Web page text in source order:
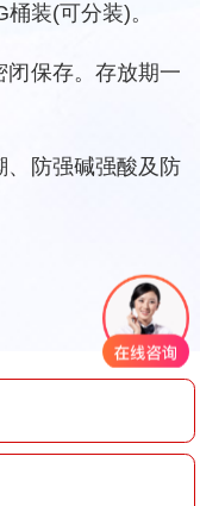
装(可分装)。
闭保存。存放期一
、防强碱强酸及防